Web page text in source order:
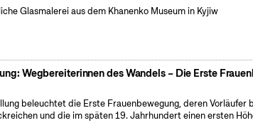
Glasmalerei aus dem Khanenko Museum in Kyjiw
Wegbereiterinnen des Wandels – Die Erste
beleuchtet die Erste Frauenbewegung, deren Vorläufer
und die im späten 19. Jahrhundert einen ersten